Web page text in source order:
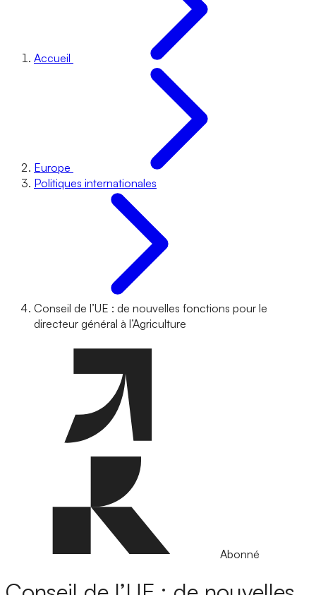
Accueil
Europe
Politiques internationales
Conseil de l’UE : de nouvelles fonctions pour le
directeur général à l’Agriculture
Abonné